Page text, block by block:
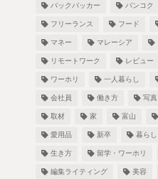
バックパッカー バンコク
フリーランス フード
マネー マレーシア
リモートワーク レビュー
ワーホリ 一人暮らし
会社員 働き方 写真
取材 家 富山
愛用品 新卒 暮らし
生き方 留学・ワーホリ
編集ライティング 美容